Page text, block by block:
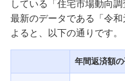
している「住宅市場動向
最新のデータである「令
よると、以下の通りです。
年間返済額